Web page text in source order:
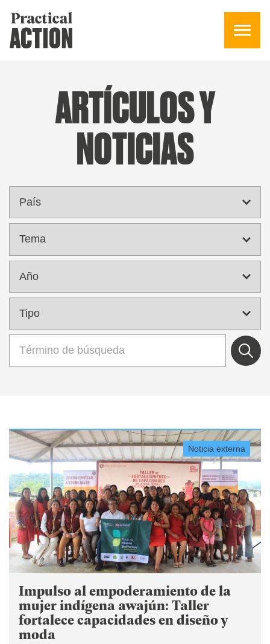
ARTÍCULOS Y
NOTICIAS
Noticia externa
Impulso al empoderamiento de la
mujer indígena awajún: Taller
fortalece capacidades en diseño y
moda